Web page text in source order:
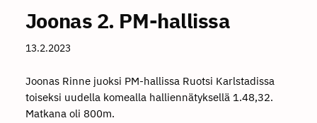
Joonas 2. PM-hallissa
13.2.2023
Joonas Rinne juoksi PM-hallissa Ruotsi Karlstadissa
toiseksi uudella komealla halliennätyksellä 1.48,32.
Matkana oli 800m.